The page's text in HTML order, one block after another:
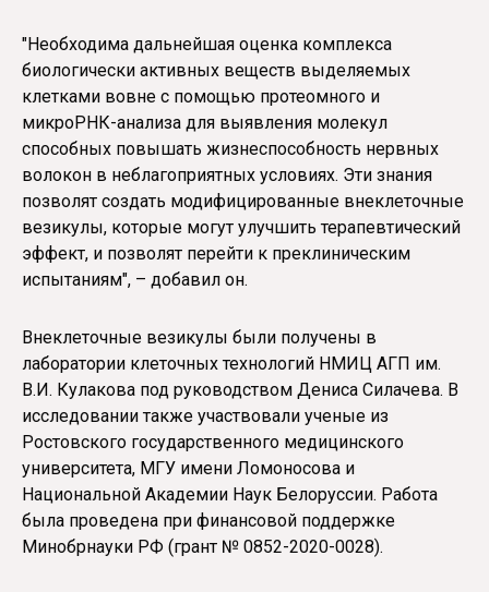
"Необходима дальнейшая оценка комплекса
биологически активных веществ выделяемых
клетками вовне с помощью протеомного и
микроРНК-анализа для выявления молекул
способных повышать жизнеспособность нервных
волокон в неблагоприятных условиях. Эти знания
позволят создать модифицированные внеклеточные
везикулы, которые могут улучшить терапевтический
эффект, и позволят перейти к преклиническим
испытаниям", – добавил он.
Внеклеточные везикулы были получены в
лаборатории клеточных технологий НМИЦ АГП им.
В.И. Кулакова под руководством Дениса Силачева. В
исследовании также участвовали ученые из
Ростовского государственного медицинского
университета, МГУ имени Ломоносова и
Национальной Академии Наук Белоруссии. Работа
была проведена при финансовой поддержке
Минобрнауки РФ (грант № 0852-2020-0028).